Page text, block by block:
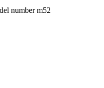
number m52